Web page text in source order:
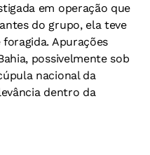
em operação que
do grupo, ela teve
Apurações
possivelmente sob
nacional da
dentro da